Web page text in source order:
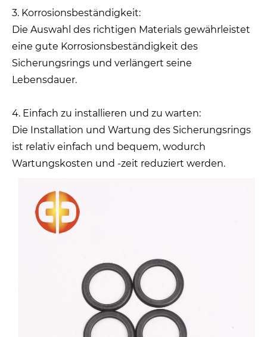
3. Korrosionsbeständigkeit:
Die Auswahl des richtigen Materials gewährleistet
eine gute Korrosionsbeständigkeit des
Sicherungsrings und verlängert seine
Lebensdauer.
4. Einfach zu installieren und zu warten:
Die Installation und Wartung des Sicherungsrings
ist relativ einfach und bequem, wodurch
Wartungskosten und -zeit reduziert werden.